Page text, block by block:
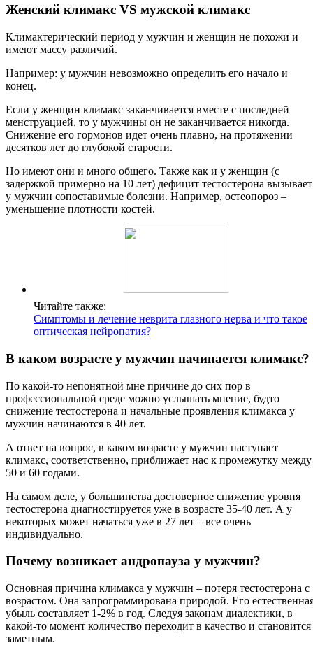
Женский климакс VS мужской климакс
Климактерический период у мужчин и женщин не похожи и
имеют массу различий.
Например: у мужчин невозможно определить его начало и
конец.
Если у женщин климакс заканчивается вместе с последней
менструацией, то у мужчины он не заканчивается никогда.
Снижение его гормонов идет очень плавно, на протяжении
десятков лет до глубокой старости.
Но имеют они и много общего. Также как и у женщин (с
задержкой примерно на 10 лет) дефицит тестостерона вызывает
у мужчин сопоставимые болезни. Например, остеопороз –
уменьшение плотности костей.
Читайте также:
Симптомы и лечение неврита глазного нерва и что такое
оптическая нейропатия?
В каком возрасте у мужчин начинается климакс?
По какой-то непонятной мне причине до сих пор в
профессиональной среде можно услышать мнение, будто
снижение тестостерона и начальные проявления климакса у
мужчин начинаются в 40 лет.
А ответ на вопрос, в каком возрасте у мужчин наступает
климакс, соответственно, приближает нас к промежутку между
50 и 60 годами.
На самом деле, у большинства достоверное снижение уровня
тестостерона диагностируется уже в возрасте 35-40 лет. А у
некоторых может начаться уже в 27 лет – все очень
индивидуально.
Почему возникает андропауза у мужчин?
Основная причина климакса у мужчин – потеря тестостерона с
возрастом. Она запрограммирована природой. Его
убыль составляет 1-2% в год. Следуя законам диалектики, в
какой-то момент количество переходит в качество и становится
заметным.